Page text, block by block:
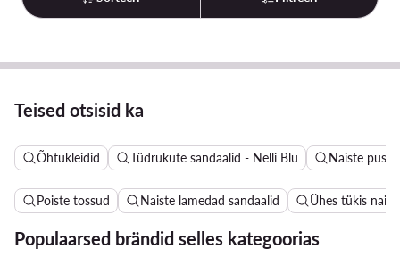
Teised otsisid ka
Õhtukleidid Tüdrukute sandaalid - Nelli Blu Naiste pusad
Poiste tossud Naiste lamedad sandaalid Ühes tükis
Populaarsed brändid selles kategoorias